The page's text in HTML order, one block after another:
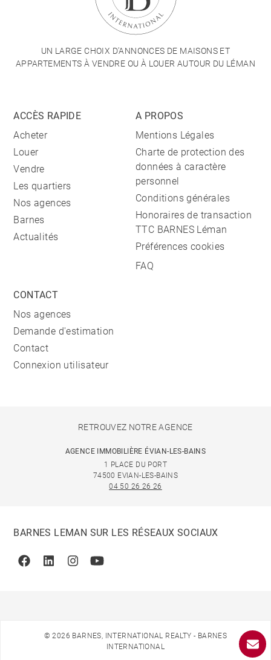
UN LARGE CHOIX D'ANNONCES DE MAISONS ET
APPARTEMENTS À VENDRE OU À LOUER AUTOUR DU LÉMAN
ACCÈS RAPIDE
Acheter
Louer
Vendre
Les quartiers
Nos agences
Barnes
Actualités
A PROPOS
Mentions Légales
Charte de protection des
données à caractère
personnel
Conditions générales
Honoraires de transaction
TTC BARNES Léman
Préférences cookies
FAQ
CONTACT
Nos agences
Demande d'estimation
Contact
Connexion utilisateur
RETROUVEZ NOTRE AGENCE
AGENCE IMMOBILIÈRE ÉVIAN-LES-BAINS
1 PLACE DU PORT
74500 EVIAN-LES-BAINS
04 50 26 26 26
BARNES LEMAN SUR LES RÉSEAUX SOCIAUX
FacebookLinkedinInstagramYoutube
© 2026 BARNES, INTERNATIONAL REALTY - BARNES
INTERNATIONAL